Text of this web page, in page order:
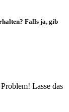
Falls ja, gib
Lasse das